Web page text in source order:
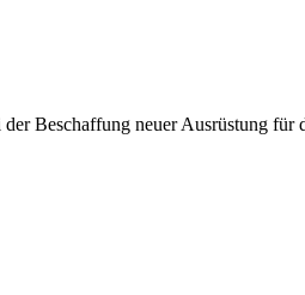
Beschaffung neuer Ausrüstung